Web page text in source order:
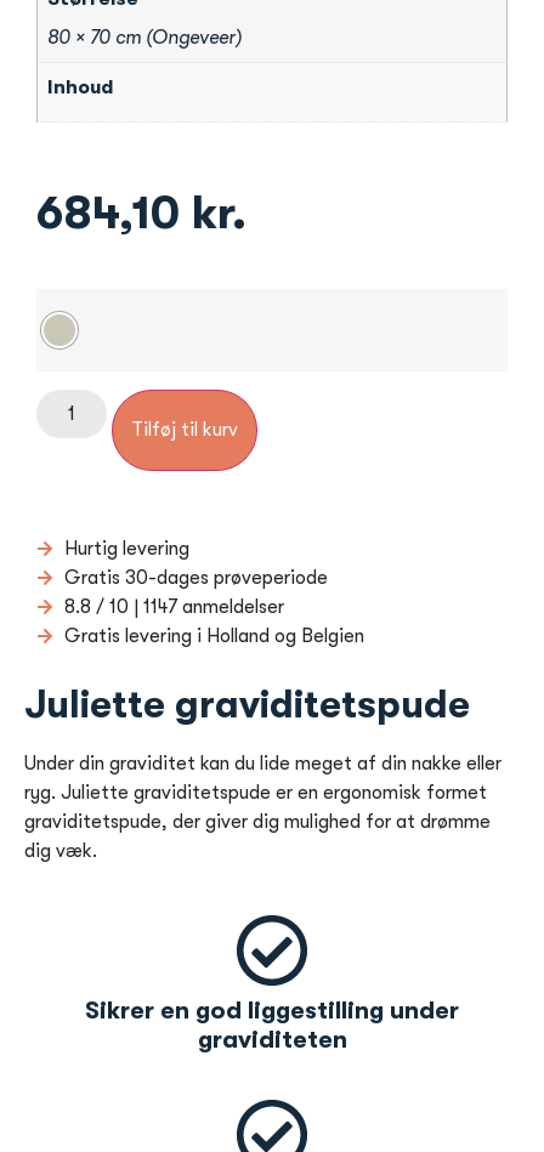
80 × 70 cm (Ongeveer)
Inhoud
684,10 kr.
Tilføj til kurv
Hurtig levering
Gratis 30-dages prøveperiode
8.8 / 10 | 1147 anmeldelser
Gratis levering i Holland og Belgien
Juliette graviditetspude
Under din graviditet kan du lide meget af din nakke eller
ryg. Juliette graviditetspude er en ergonomisk formet
graviditetspude, der giver dig mulighed for at drømme
dig væk.
Sikrer en god liggestilling under
graviditeten